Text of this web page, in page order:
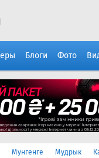
Блоги Фото
Мунгенге Мудрык